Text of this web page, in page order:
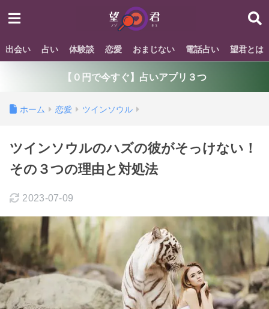
出会い 占い 体験談 恋愛 おまじない 電話占い 望君とは
【０円で今すぐ】占いアプリ３つ
ホーム 恋愛 ツインソウル
ツインソウルのハズの彼がそっけない！
その３つの理由と対処法
2023-07-09